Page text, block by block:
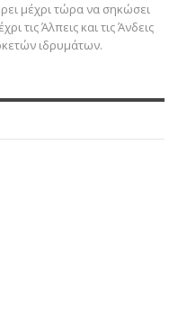
μέχρι τώρα να σηκώσει
τις Άλπεις και τις Άνδεις
ιδρυμάτων.